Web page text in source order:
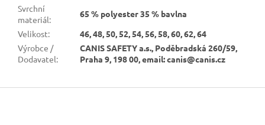
Svrchní
materiál:
65 % polyester 35 % bavlna
Velikost:
46, 48, 50, 52, 54, 56, 58, 60, 62, 64
Výrobce /
Dodavatel:
CANIS SAFETY a.s., Poděbradská 260/59,
Praha 9, 198 00, email: canis@canis.cz
Z